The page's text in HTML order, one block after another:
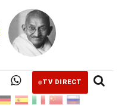
TV DIRECT